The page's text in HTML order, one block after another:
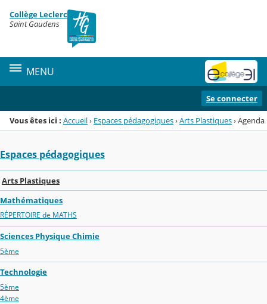
Menu de la rubrique
Contenu
Collège Leclerc
Saint Gaudens
MENU
Se connecter
Vous êtes ici : Accueil› Espaces pédagogiques›Arts Plastiques›Agenda
Espaces pédagogiques
Arts Plastiques
Mathématiques
RÉPERTOIRE de MATHS
Sciences Physique Chimie
5ème
Technologie
5ème
4ème